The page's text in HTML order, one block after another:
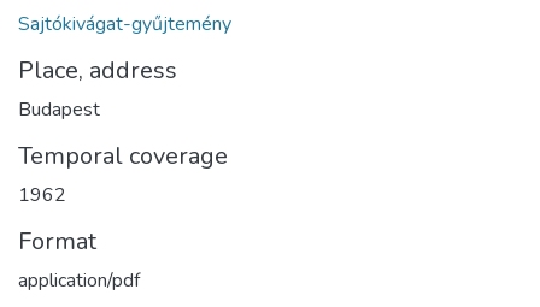
Sajtókivágat-gyűjtemény
Place, address
Budapest
Temporal coverage
1962
Format
application/pdf